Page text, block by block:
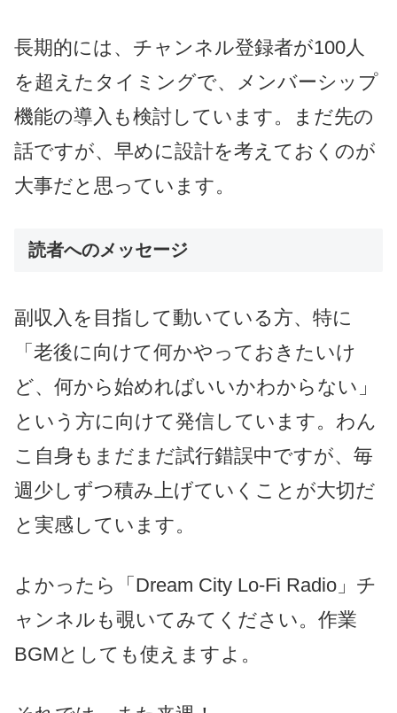
長期的には、チャンネル登録者が100人
を超えたタイミングで、メンバーシップ
機能の導入も検討しています。まだ先の
話ですが、早めに設計を考えておくのが
大事だと思っています。
読者へのメッセージ
副収入を目指して動いている方、特に
「老後に向けて何かやっておきたいけ
ど、何から始めればいいかわからない」
という方に向けて発信しています。わん
こ自身もまだまだ試行錯誤中ですが、毎
週少しずつ積み上げていくことが大切だ
と実感しています。
よかったら「Dream City Lo-Fi Radio」チ
ャンネルも覗いてみてください。作業
BGMとしても使えますよ。